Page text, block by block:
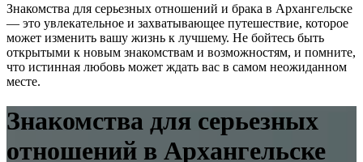
Знакомства для серьезных отношений и брака в Архангельске
— это увлекательное и захватывающее путешествие, которое
может изменить вашу жизнь к лучшему. Не бойтесь быть
открытыми к новым знакомствам и возможностям, и помните,
что истинная любовь может ждать вас в самом неожиданном
месте.
Знакомства для серьезных
отношений в Архангельске